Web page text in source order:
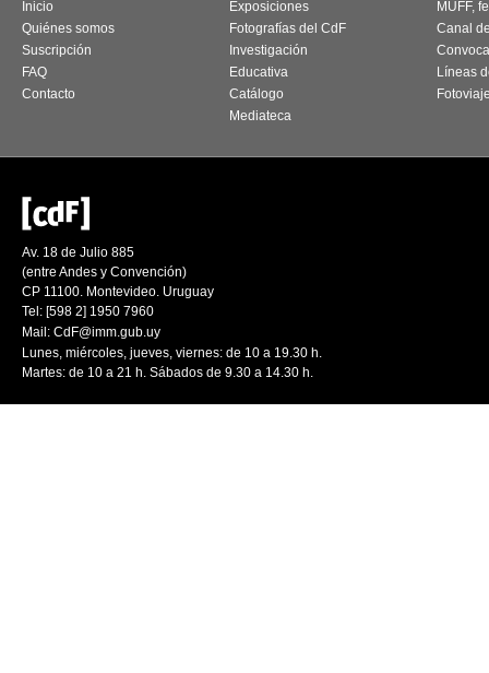
Inicio
Quiénes somos
Suscripción
FAQ
Contacto
Exposiciones
Fotografías del CdF
Investigación
Educativa
Catálogo
Mediateca
MUFF,
Canal
Líneas
Av. 18 de Julio 885
(entre Andes y Convención)
CP 11100. Montevideo. Uruguay
Tel: [598 2] 1950 7960
Mail: CdF@imm.gub.uy
Lunes, miércoles, jueves, viernes: de 10 a 19.30 h.
Martes: de 10 a 21 h. Sábados de 9.30 a 14.30 h.